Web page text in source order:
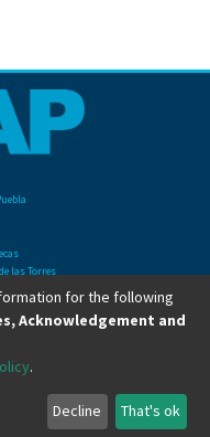
las Torres
Manuel
2901
- BUAP 2024. All right reserved.
for the following
Acknowledgement and
.
Decline That's ok